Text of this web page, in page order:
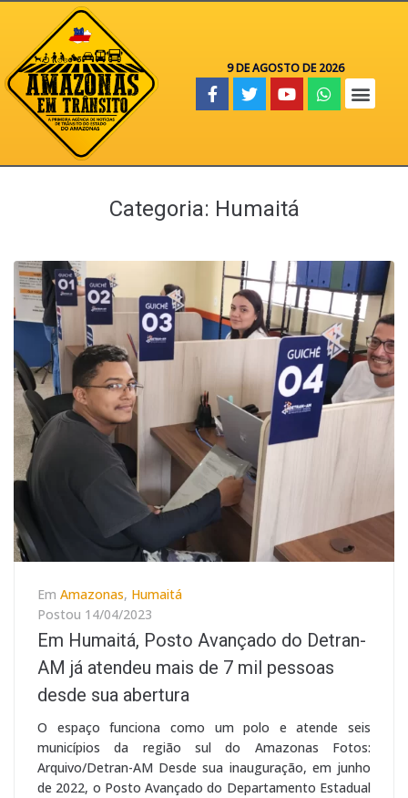
9 DE AGOSTO DE 2026
Categoria: Humaitá
Em Amazonas, Humaitá
Postou 14/04/2023
Em Humaitá, Posto Avançado do Detran-
AM já atendeu mais de 7 mil pessoas
desde sua abertura
O espaço funciona como um polo e atende seis
municípios da região sul do Amazonas Fotos:
Arquivo/Detran-AM Desde sua inauguração, em junho
de 2022, o Posto Avançado do Departamento Estadual